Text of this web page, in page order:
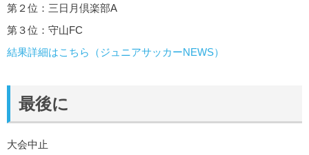
第２位：三日月倶楽部A
第３位：守山FC
結果詳細はこちら（ジュニアサッカーNEWS）
最後に
大会中止